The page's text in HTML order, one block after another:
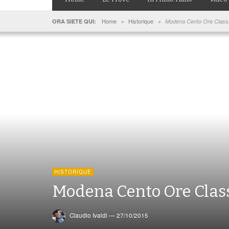
ORA SIETE QUI: Home » Historique » Modena Cento Ore
HISTORIQUE
Modena Cento Ore
Claudio Ivaldi —27/10/2015